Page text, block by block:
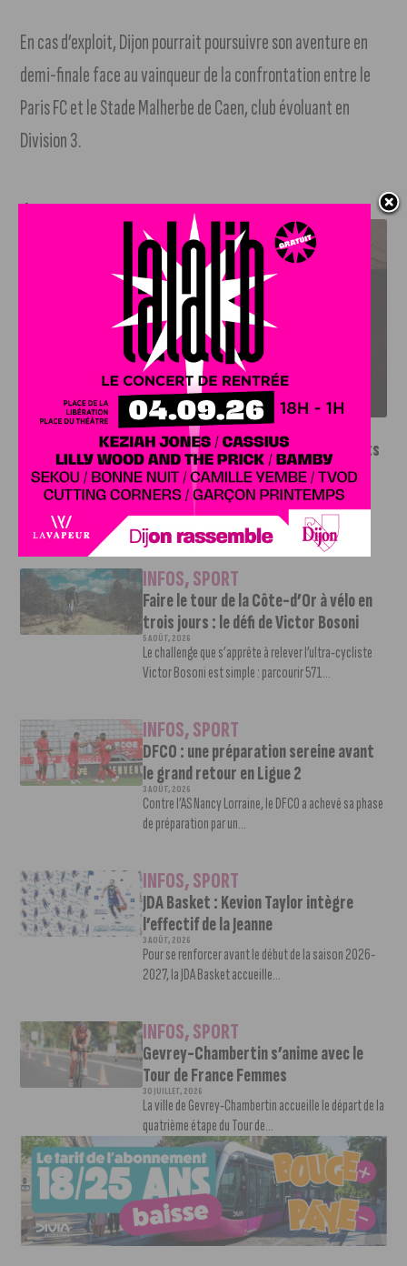
En cas d’exploit, Dijon pourrait poursuivre son aventure en
demi-finale face au vainqueur de la confrontation entre le
Paris FC et le Stade Malherbe de Caen, club évoluant en
Division 3.
J'AIME LE DFCO
LE DFCO DÉVOILE SES NOUVEAUX MAILLOTS POUR LA
SAISON 2026-2027
INFOS,SPORT
Le DFCO dévoile ses nouveaux maillots
pour la saison 2026-2027
6 AOÛT, 2026
Le club dijonnais a présenté ses nouveaux maillots
pour son retour en Ligue 2....
INFOS,SPORT
Faire le tour de la Côte-d’Or à vélo en
trois jours : le défi de Victor Bosoni
5 AOÛT, 2026
Le challenge que s’apprête à relever l’ultra-cycliste
Victor Bosoni est simple : parcourir 571...
INFOS,SPORT
DFCO : une préparation sereine avant
le grand retour en Ligue 2
3 AOÛT, 2026
Contre l’AS Nancy Lorraine, le DFCO a achevé sa phase
de préparation par un...
INFOS,SPORT
JDA Basket : Kevion Taylor intègre
l’effectif de la Jeanne
3 AOÛT, 2026
Pour se renforcer avant le début de la saison 2026-
2027, la JDA Basket accueille...
INFOS,SPORT
Gevrey-Chambertin s’anime avec le
Tour de France Femmes
30 JUILLET, 2026
La ville de Gevrey-Chambertin accueille le départ de la
quatrième étape du Tour de...